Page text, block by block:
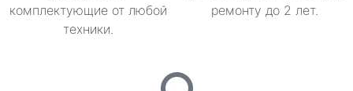
комплектующие от любой
техники.
ремонту до 2 лет.